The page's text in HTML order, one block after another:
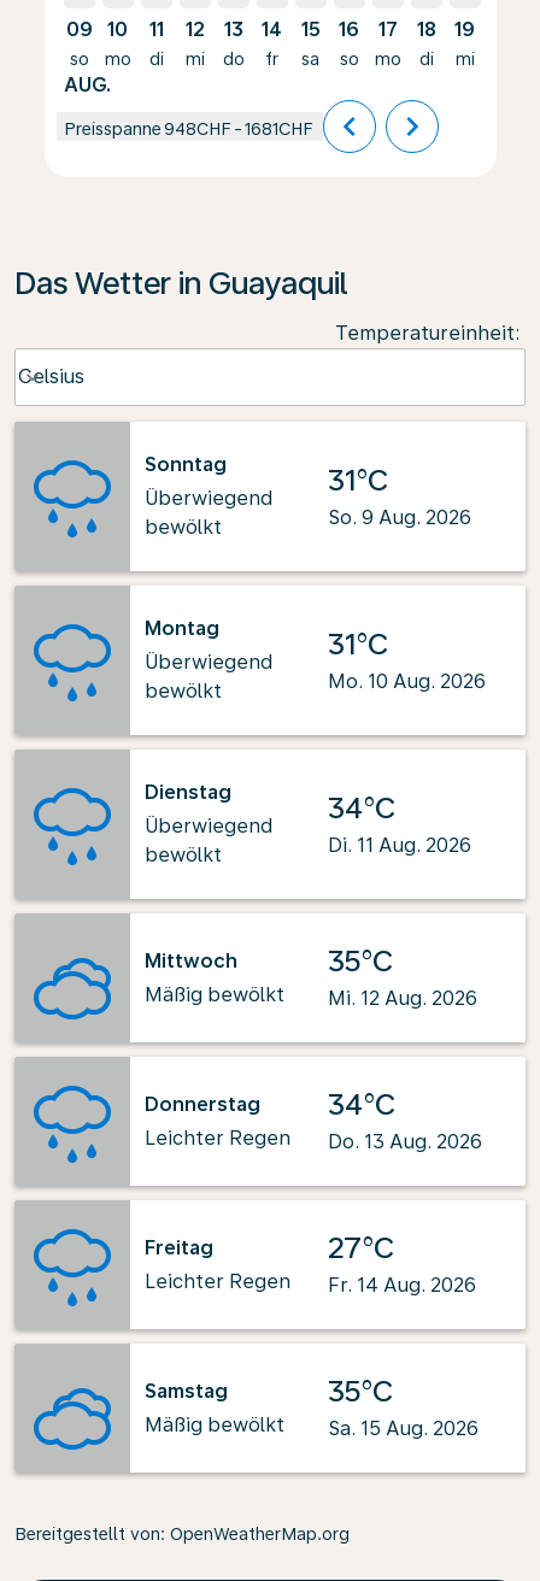
09
so
AUG.
10
mo
11
di
12
mi
13
do
14
fr
15
sa
16
so
17
mo
18
di
19
mi
Preisspanne948CHF -1681CHF chevron_left chevron_right
Das Wetter in Guayaquil
Temperatureinheit:
Celsius
keyboard_arrow_down
Sonntag
Überwiegend
bewölkt
31°C
So. 9 Aug. 2026
Montag
Überwiegend
bewölkt
31°C
Mo. 10 Aug. 2026
Dienstag
Überwiegend
bewölkt
34°C
Di. 11 Aug. 2026
Mittwoch
Mäßig bewölkt
35°C
Mi. 12 Aug. 2026
Donnerstag
Leichter Regen
34°C
Do. 13 Aug. 2026
Freitag
Leichter Regen
27°C
Fr. 14 Aug. 2026
Samstag
Mäßig bewölkt
35°C
Sa. 15 Aug. 2026
Bereitgestellt von: OpenWeatherMap.org